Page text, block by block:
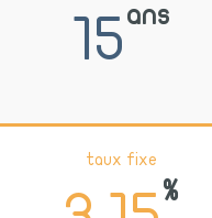
15ans
taux fixe
%